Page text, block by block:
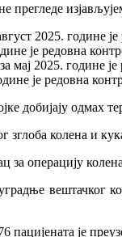
прегледе
2025. године
је редовна
мај 2025. године
је редовна
добијају одмах
колена и
операцију
вештачког
пацијената је